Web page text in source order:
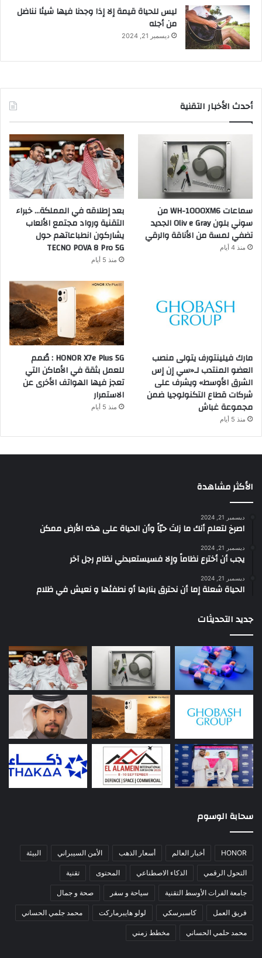
ليس للحياة قيمة إلا إذا وجدنا فيها شيئا نناضل
من أجله
ديسمبر 21, 2024
أحدث الأخبار التقنية
سماعات WH-1000XM6 من
سوني بلون Oliv e Gray الجديد
تضفي لمسة من الأناقة والرقي
منذ 4 أيام
بعد إطلاقه في المملكة… خبراء
التقنية ورواد مجتمع الألعاب
يشاركون انطباعاتهم حول
TECNO POVA 8 Pro 5G
منذ 5 أيام
مارك فيلينتورف يتولى منصب
العضو المنتدب لـ«سي إن إس
الشرق الأوسط» ويشرف على
شركات قطاع التكنولوجيا ضمن
مجموعة غباش
منذ 5 أيام
HONOR X7e Plus 5G : صُمم
للعمل بثقة في الأماكن التي
تعجز فيها الهواتف الأخرى عن
الاستمرار
منذ 5 أيام
الأكثر مشاهدة
ديسمبر 21, 2024
‫اصرخ لتعلم أنك ما زلتَ حيّاً وأن الحياة على هذه الأرض ممكن
ديسمبر 21, 2024
يجب أن أخترع نظاماً وإلا فسيستعبدني نظام رجل آخر
ديسمبر 21, 2024
الحياة شعلة إما أن نحترق بنارها أو نطفئها و نعيش في ظلام
جديد التحديثات
سحابة الوسوم
HONOR أخبار العالم أسعار الذهب الأمن السيبراني البيئة
التحول الرقمي الذكاء الاصطناعي المحتوى تقنية
جامعة الفرات الأوسط التقنية سياحة و سفر صحة و جمال
فريق العمل كاسبرسكي لولو هايبرماركت محمد جلمي الحساني
محمد حلمي الحساني مخطط زمني